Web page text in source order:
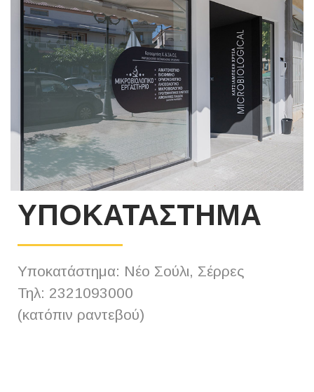
ΥΠΟΚΑΤΑΣΤΗΜΑ
Υποκατάστημα: Νέο Σούλι, Σέρρες
Τηλ: 2321093000
(κατόπιν ραντεβού)